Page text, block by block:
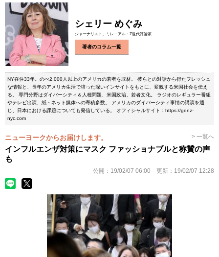
シェリー めぐみ
ジャーナリスト、ミレニアル・Z世代評論家
著者のコラム一覧
NY在住33年。のべ2,000人以上のアメリカの若者を取材。 彼らとの対話から得たフレッシュ
な情報と、長年のアメリカ生活で培った深いインサイトをもとに、変貌する米国社会を伝え
る。 専門分野はダイバーシティ＆人種問題、米国政治、若者文化。 ラジオのレギュラー番組
やテレビ出演、紙・ネット媒体への寄稿多数。 アメリカのダイバーシティ事情の講演を通
じ、日本における課題についても発信している。 オフィシャルサイト：https://genz-
nyc.com
ニューヨークからお届けします。 > 一覧へ
インフルエンザ対策にマスク ファッショナブルと称賛の声
も
公開： 19/02/07 06:00 更新： 19/02/07 12:28